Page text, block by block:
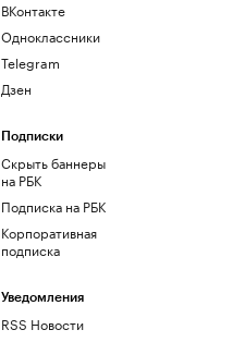
ВКонтакте
Одноклассники
Telegram
Дзен
Подписки
Скрыть баннеры
на РБК
Подписка на РБК
Корпоративная
подписка
Уведомления
RSS Новости